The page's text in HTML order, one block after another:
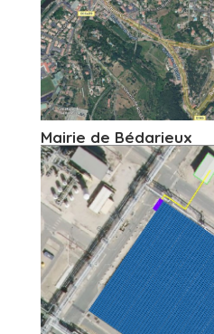
Mairie de Bédarieux